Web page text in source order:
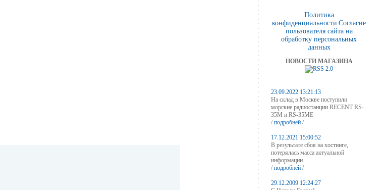
Политика
конфиденциальности Согласие
пользователя сайта на
обработку персональных
данных
НОВОСТИ МАГАЗИНА
23.09.2022 13:21:13
На склад в Москве поступили
морские радиостанции RECENT RS-
35M и RS-35ME
/подробней /
17.12.2021 15:00:52
В результате сбоя на хостинге,
потерялась масса актуальной
информации
/подробней /
29.12.2009 12:24:27